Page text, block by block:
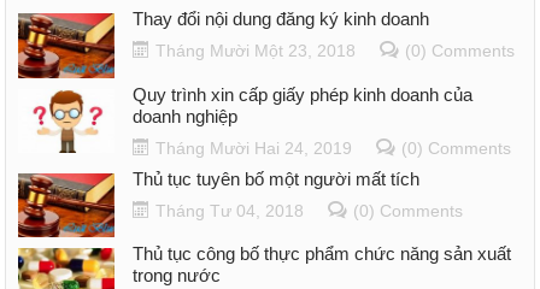
Thay đổi nội dung đăng ký kinh doanh
Tháng Mười Một 23, 2018 (0) Comments
Quy trình xin cấp giấy phép kinh doanh của
doanh nghiệp
Tháng Mười Hai 24, 2019 (0) Comments
Thủ tục tuyên bố một người mất tích
Tháng Tư 04, 2018 (0) Comments
Thủ tục công bố thực phẩm chức năng sản xuất
trong nước